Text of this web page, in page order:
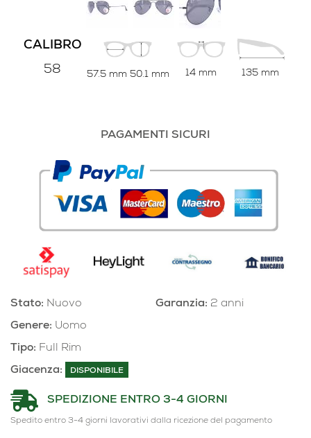
CALIBRO
58 57.5 mm 50.1 mm 14 mm 135 mm
PAGAMENTI SICURI
Stato: Nuovo
Genere: Uomo
Tipo: Full Rim
Garanzia: 2 anni
Giacenza: DISPONIBILE
SPEDIZIONE ENTRO 3-4 GIORNI
Spedito entro 3-4 giorni lavorativi dalla ricezione del pagamento